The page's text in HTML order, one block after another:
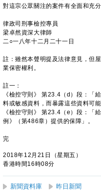
對這宗公眾關注的案件有全面和充分
律政司刑事檢控專員
梁卓然資深大律師
二○一八年十二月二十一日
註：雖然本聲明提及法律意見，但
業保密權利。
註一：
《檢控守則》 第23.4（d）段：「
料或敏感資料，而暴露這些資料可
《檢控守則》 第23.4（e）段：「
例》（第486章）提供的保障」。
完
2018年12月21日（星期五）
香港時間16時08分
新聞資料庫 昨日新聞